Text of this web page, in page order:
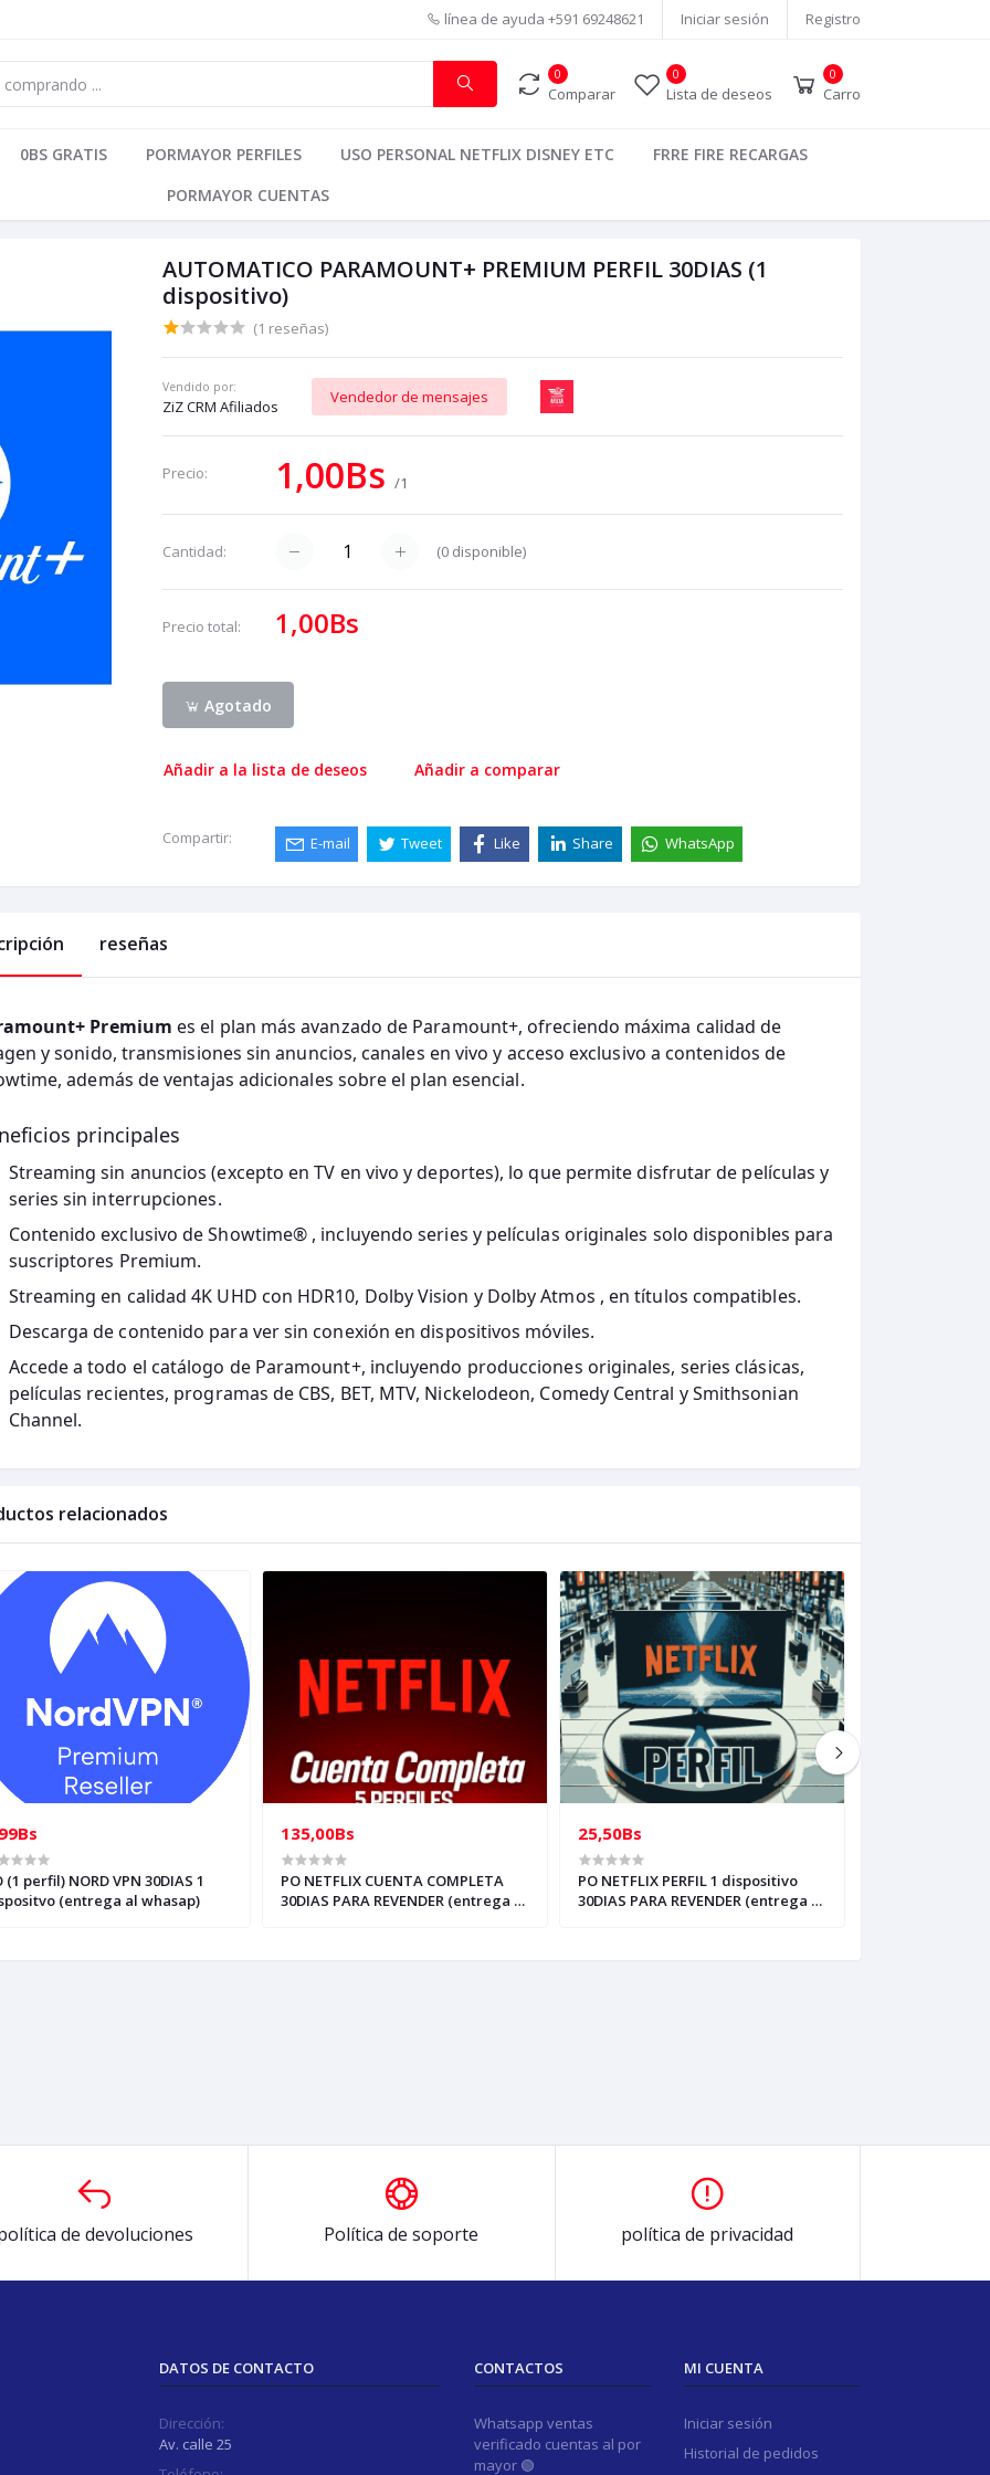
línea de ayuda +591 69248621 Iniciar sesión Registro
0
Comparar
0
Lista de deseos
0
Carro
0BS GRATIS PORMAYOR PERFILES USO PERSONAL NETFLIX DISNEY ETC
FRRE FIRE RECARGAS
PORMAYOR CUENTAS
AUTOMATICO PARAMOUNT+ PREMIUM PERFIL 30DIAS (1
dispositivo)
(1 reseñas)
Vendido por:
ZiZ CRM Afiliados
Vendedor de mensajes
Precio: 1,00Bs/1
Cantidad: (0 disponible)
Precio total: 1,00Bs
Agotado
Añadir a la lista de deseos Añadir a comparar
Compartir: E-mail Tweet Like Share WhatsApp
reseñas
Premium es el plan más avanzado de Paramount+, ofreciendo máxima calidad de
y sonido, transmisiones sin anuncios, canales en vivo y acceso exclusivo a contenidos de
además de ventajas adicionales sobre el plan esencial.
principales
Streaming sin anuncios (excepto en TV en vivo y deportes), lo que permite disfrutar de películas y
series sin interrupciones.
Contenido exclusivo de Showtime® , incluyendo series y películas originales solo disponibles para
suscriptores Premium.
Streaming en calidad 4K UHD con HDR10, Dolby Vision y Dolby Atmos , en títulos compatibles.
Descarga de contenido para ver sin conexión en dispositivos móviles.
Accede a todo el catálogo de Paramount+, incluyendo producciones originales, series clásicas,
películas recientes, programas de CBS, BET, MTV, Nickelodeon, Comedy Central y Smithsonian
Channel.
relacionados
(1 perfil) NORD VPN 30DIAS 1
(entrega al whasap)
135,00Bs
PO NETFLIX CUENTA COMPLETA
30DIAS PARA REVENDER (entrega al
25,50Bs
PO NETFLIX PERFIL 1 dispositivo
30DIAS PARA REVENDER (entrega al
de devoluciones Política de soporte política de privacidad
DATOS DE CONTACTO
Dirección:
Av. calle 25
CONTACTOS
Whatsapp ventas
verificado cuentas al por
mayor 🟢
MI CUENTA
Iniciar sesión
Historial de pedidos